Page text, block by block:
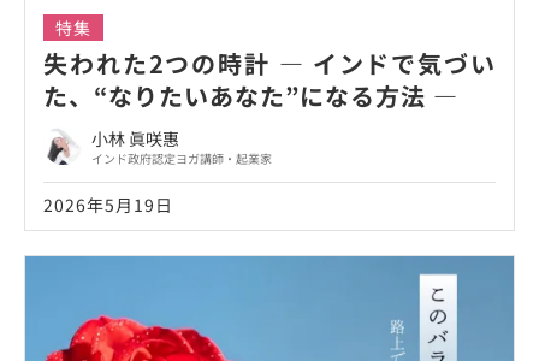
特集
失われた2つの時計 ― インドで気づい
た、“なりたいあなた”になる方法 ―
小林 眞咲惠
インド政府認定ヨガ講師・起業家
2026年5月19日